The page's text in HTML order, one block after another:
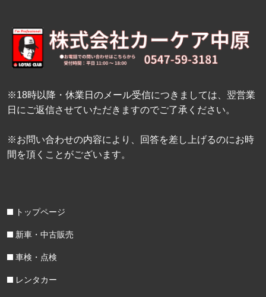
※18時以降・休業日のメール受信につきましては、翌営業
日にご返信させていただきますのでご了承ください。
※お問い合わせの内容により、回答を差し上げるのにお時
間を頂くことがございます。
トップページ
新車・中古販売
車検・点検
レンタカー